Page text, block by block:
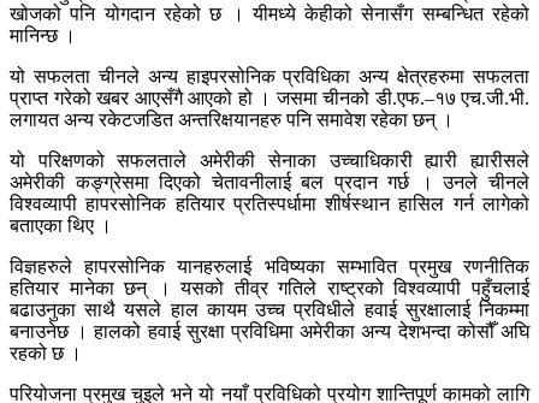
खोजको पनि योगदान रहेको छ । यीमध्ये केहीको सेनासँग सम्बन्धित रहेको
मानिन्छ ।
यो सफलता चीनले अन्य हाइपरसोनिक प्रविधिका अन्य क्षेत्रहरुमा सफलता
प्राप्त गरेको खबर आएसँगै आएको हो । जसमा चीनको डी.एफ.–१७ एच.जी.भी.
लगायत अन्य रकेटजडित अन्तरिक्षयानहरु पनि समावेश रहेका छन् ।
यो परिक्षणको सफलताले अमेरीकी सेनाका उच्चाधिकारी ह्यारी ह्यारीसले
अमेरीकी कङ्ग्रेसमा दिएको चेतावनीलाई बल प्रदान गर्छ । उनले चीनले
विश्वव्यापी हापरसोनिक हतियार प्रतिस्पर्धामा शीर्षस्थान हासिल गर्न लागेको
बताएका थिए ।
विज्ञहरुले हापरसोनिक यानहरुलाई भविष्यका सम्भावित प्रमुख रणनीतिक
हतियार मानेका छन् । यसको तीव्र गतिले राष्ट्रको विश्वव्यापी पहुँचलाई
बढाउनुका साथै यसले हाल कायम उच्च प्रविधीले हवाई सुरक्षालाई निकम्मा
बनाउनेछ । हालको हवाई सुरक्षा प्रविधिमा अमेरीका अन्य देशभन्दा कोसौँ अघि
रहको छ ।
परियोजना प्रमुख चुइले भने यो नयाँ प्रविधिको प्रयोग शान्तिपूर्ण कामको लागि